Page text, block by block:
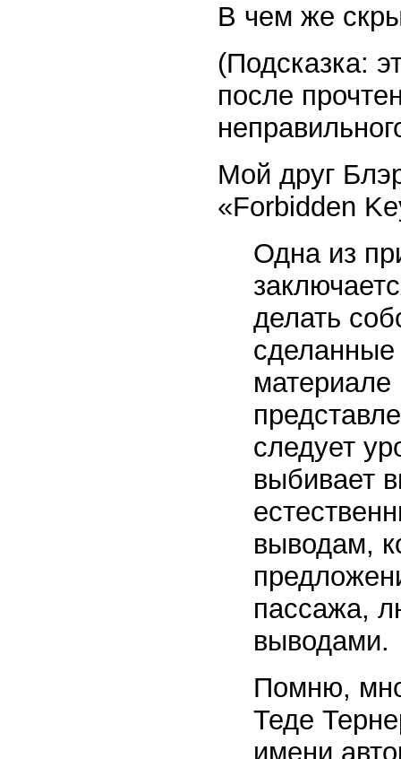
В чем же
(Подсказка:
после
Мой друг
«Forbidden
Одна из
делать
материале
следует
выбивает
выводам,
пассажа,
выводами.
Помню,
Теде
имени